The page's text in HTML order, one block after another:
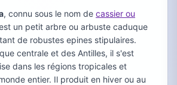
, connu sous le nom de cassier ou
un petit arbre ou arbuste caduque
de robustes epines stipulaires.
centrale et des Antilles, il s'est
dans les régions tropicales et
entier. Il produit en hiver ou au